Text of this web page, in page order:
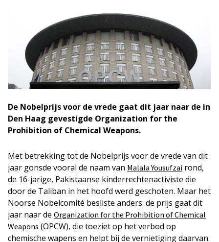
De Nobelprijs voor de vrede gaat dit jaar naar de in
Den Haag gevestigde Organization for the
Prohibition of Chemical Weapons.
Met betrekking tot de Nobelprijs voor de vrede van dit
jaar gonsde vooral de naam van Malala Yousufzai rond,
de 16-jarige, Pakistaanse kinderrechtenactiviste die
door de Taliban in het hoofd werd geschoten. Maar het
Noorse Nobelcomité besliste anders: de prijs gaat dit
jaar naar de Organization for the Prohibition of Chemical
Weapons (OPCW), die toeziet op het verbod op
chemische wapens en helpt bij de vernietiging daarvan.